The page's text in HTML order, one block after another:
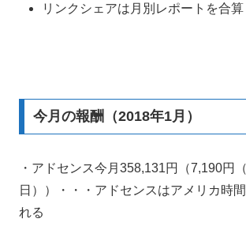
リンクシェアは月別レポートを合算
今月の報酬（2018年1月）
・アドセンス今月358,131円（7,190円
日））・・・アドセンスはアメリカ時
れる